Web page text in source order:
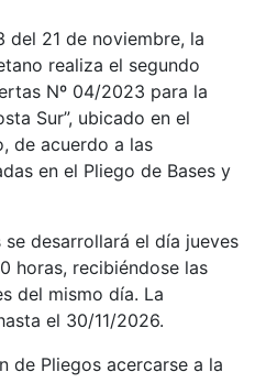
del 21 de noviembre, la
realiza el segundo
Nº 04/2023 para la
Sur”, ubicado en el
de acuerdo a las
en el Pliego de Bases y
desarrollará el día jueves
horas, recibiéndose las
del mismo día. La
el 30/11/2026.
de Pliegos acercarse a la